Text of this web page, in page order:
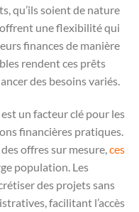
qu’ils soient de nature
une flexibilité qui
finances de manière
rendent ces prêts
des besoins variés.
un facteur clé pour les
financières pratiques.
offres sur mesure,ces
population. Les
des projets sans
facilitant l’accès